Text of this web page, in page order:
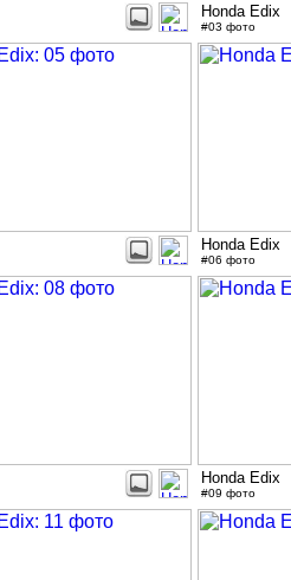
Honda Edix
#03 фото
Honda Edix
#06 фото
Honda Edix
#09 фото